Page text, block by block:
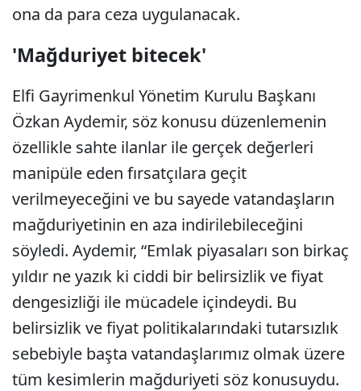
ona da para ceza uygulanacak.
'Mağduriyet bitecek'
Elfi Gayrimenkul Yönetim Kurulu Başkanı
Özkan Aydemir, söz konusu düzenlemenin
özellikle sahte ilanlar ile gerçek değerleri
manipüle eden fırsatçılara geçit
verilmeyeceğini ve bu sayede vatandaşların
mağduriyetinin en aza indirilebileceğini
söyledi. Aydemir, “Emlak piyasaları son birkaç
yıldır ne yazık ki ciddi bir belirsizlik ve fiyat
dengesizliği ile mücadele içindeydi. Bu
belirsizlik ve fiyat politikalarındaki tutarsızlık
sebebiyle başta vatandaşlarımız olmak üzere
tüm kesimlerin mağduriyeti söz konusuydu.